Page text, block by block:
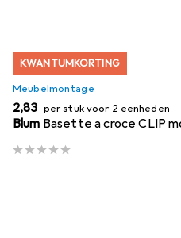
KWANTUMKORTING
Meubelmontage
EUR
2,83 per stuk voor 2 eenheden
Blum Basette a croce CLIP